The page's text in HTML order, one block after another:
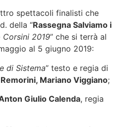
spettacoli finalisti che
della “Rassegna Salviamo i
2019” che si terrà al
al 5 giugno 2019:
di Sistema” testo e regia di
Mariano Viggiano;
Giulio Calenda, regia